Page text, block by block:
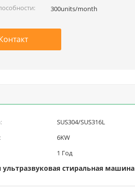
300units/month
SUS304/SUS316L
6KW
1 Год
стиральная машина